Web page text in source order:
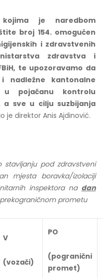
je naredbom
broj 154. omogućen
i zdravstvenih
zdravstva i
te upozoravamo da
kantonalne
pojačanu kontrolu
sve u cilju suzbijanja
je direktor Anis Ajdinović.
stavljanju pod zdravstveni
mjesta boravka/izolaciji
inspektora na dan
prometu
V
(vozači)
PO
(pogranični
promet)